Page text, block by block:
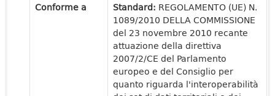
Conforme a
Standard: REGOLAMENTO (UE) N.
1089/2010 DELLA COMMISSIONE
del 23 novembre 2010 recante
attuazione della direttiva
2007/2/CE del Parlamento
europeo e del Consiglio per
quanto riguarda l'interoperabilità